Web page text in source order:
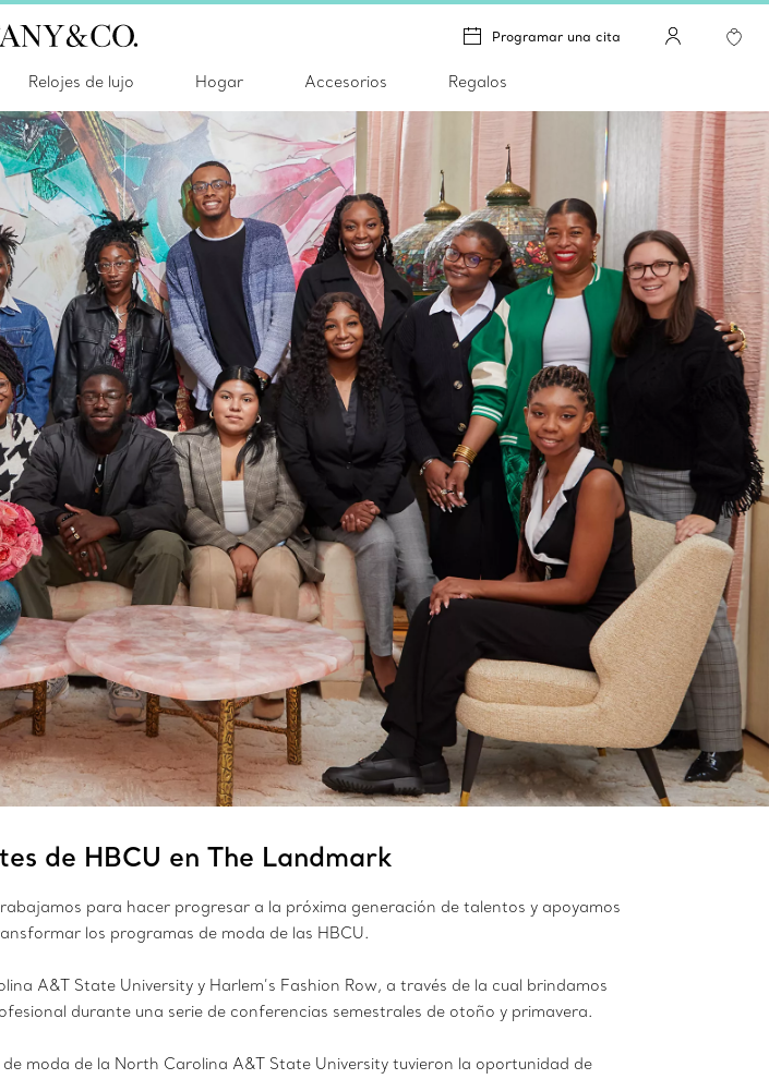
Programar una cita
Relojes de lujo Hogar Accesorios Regalos
de HBCU en The Landmark
para hacer progresar a la próxima generación de talentos y apoyamos
los programas de moda de las HBCU.
A&T State University y Harlem’s Fashion Row, a través de la cual brindamos
durante una serie de conferencias semestrales de otoño y primavera.
moda de la North Carolina A&T State University tuvieron la oportunidad de